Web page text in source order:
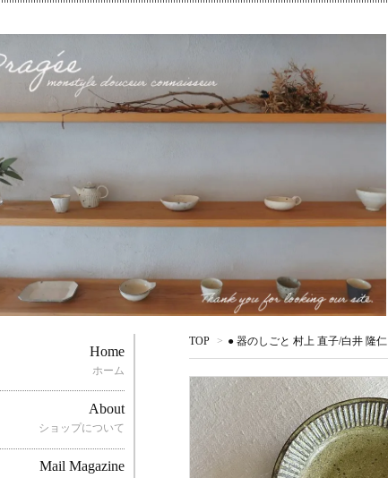
TOP > ● 器のしごと 村上 直子/白井 隆仁
Home
ホーム
About
ショップについて
Mail Magazine